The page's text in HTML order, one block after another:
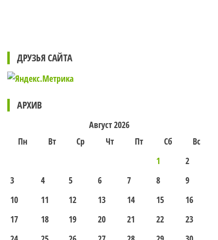
ДРУЗЬЯ САЙТА
АРХИВ
Август 2026
Пн
Вт Ср Чт Пт Сб
Вс
1
2
3
4 5 6 7 8
9
10
11 12 13 14 15
16
17
18 19 20 21 22
23